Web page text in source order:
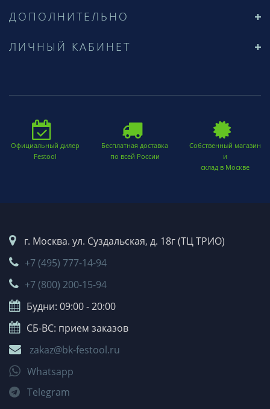
ДОПОЛНИТЕЛЬНО
ЛИЧНЫЙ КАБИНЕТ
Официальный дилер
Festool
Бесплатная доставка
по всей России
Собственный магазин
и
склад в Москве
г. Москва. ул. Суздальская, д. 18г (ТЦ ТРИО)
+7 (495) 777-14-94
+7 (800) 200-15-94
Будни: 09:00 - 20:00
СБ-ВС: прием заказов
zakaz@bk-festool.ru
Whatsapp
Telegram